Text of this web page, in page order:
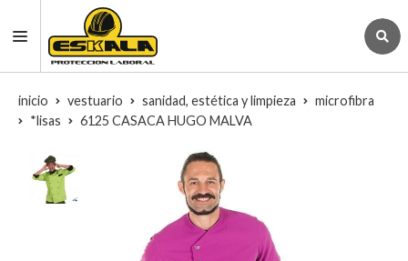
inicio vestuario sanidad, estética y limpieza
microfibra
*lisas
6125 CASACA HUGO MALVA